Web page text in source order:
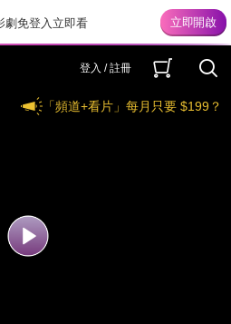
劇免登入立即看
登入 / 註冊
「頻道+看片」每月只要 $199？